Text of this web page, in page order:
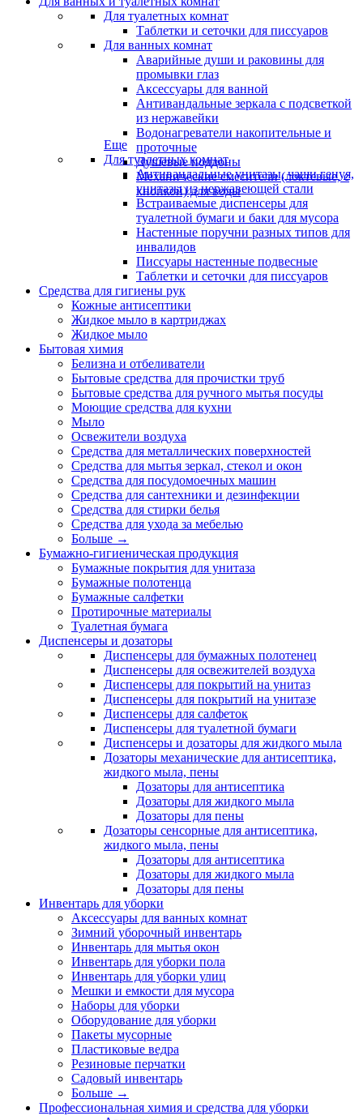
Для туалетных комнат
Таблетки и сеточки для писсуаров
Для ванных комнат
Аварийные души и раковины для
промывки глаз
Аксессуары для ванной
Антивандальные зеркала с подсветкой
из нержавейки
Водонагреватели накопительные и
проточные
Душевые поддоны
Механические смесители (локтевые, с
кнопкой) для воды
Еще
Для туалетных комнат
Антивандальные унитазы, чаши генуя,
унитазы из нержавеющей стали
Встраиваемые диспенсеры для
туалетной бумаги и баки для мусора
Настенные поручни разных типов для
инвалидов
Писсуары настенные подвесные
Таблетки и сеточки для писсуаров
Средства для гигиены рук
Кожные антисептики
Жидкое мыло в картриджах
Жидкое мыло
Бытовая химия
Белизна и отбеливатели
Бытовые средства для прочистки труб
Бытовые средства для ручного мытья посуды
Моющие средства для кухни
Мыло
Освежители воздуха
Средства для металлических поверхностей
Средства для мытья зеркал, стекол и окон
Средства для посудомоечных машин
Средства для сантехники и дезинфекции
Средства для стирки белья
Средства для ухода за мебелью
Больше →
Бумажно-гигиеническая продукция
Бумажные покрытия для унитаза
Бумажные полотенца
Бумажные салфетки
Протирочные материалы
Туалетная бумага
Диспенсеры и дозаторы
Диспенсеры для бумажных полотенец
Диспенсеры для освежителей воздуха
Диспенсеры для покрытий на унитаз
Диспенсеры для покрытий на унитазе
Диспенсеры для салфеток
Диспенсеры для туалетной бумаги
Диспенсеры и дозаторы для жидкого мыла
Дозаторы механические для антисептика,
жидкого мыла, пены
Дозаторы для антисептика
Дозаторы для жидкого мыла
Дозаторы для пены
Дозаторы сенсорные для антисептика,
жидкого мыла, пены
Дозаторы для антисептика
Дозаторы для жидкого мыла
Дозаторы для пены
Инвентарь для уборки
Аксессуары для ванных комнат
Зимний уборочный инвентарь
Инвентарь для мытья окон
Инвентарь для уборки пола
Инвентарь для уборки улиц
Мешки и емкости для мусора
Наборы для уборки
Оборудование для уборки
Пакеты мусорные
Пластиковые ведра
Резиновые перчатки
Садовый инвентарь
Больше →
Профессиональная химия и средства для уборки